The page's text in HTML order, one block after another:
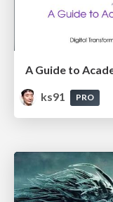
ks91
PRO